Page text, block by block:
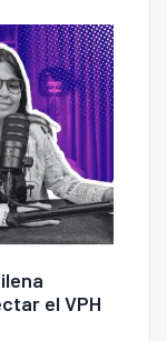
el VPH